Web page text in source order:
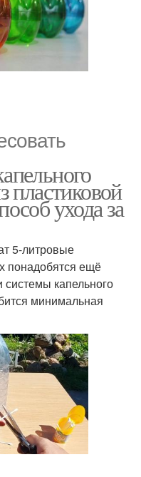
пластиковой
ухода за
5-литровые
понадобятся ещё
капельного
минимальная